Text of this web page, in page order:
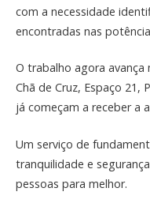
com a necessidade
encontradas nas
O trabalho agora avança
Chã de Cruz, Espaço
já começam a receber a
Um serviço de
tranquilidade e
pessoas para melhor.